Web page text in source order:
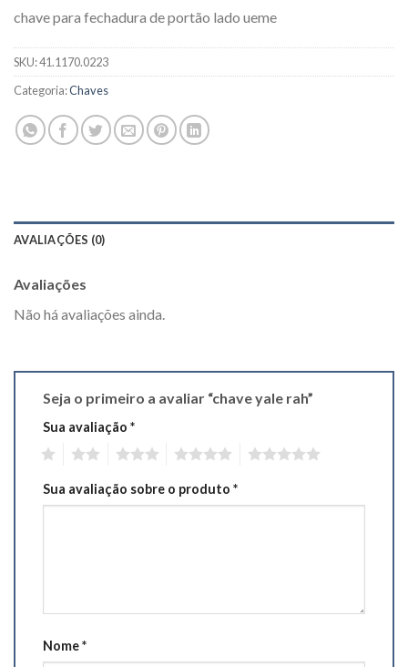
chave para fechadura de portão lado ueme
SKU:41.1170.0223
Categoria:Chaves
AVALIAÇÕES (0)
Avaliações
Não há avaliações ainda.
Seja o primeiro a avaliar “chave yale rah”
Sua avaliação *
Sua avaliação sobre o produto *
Nome*